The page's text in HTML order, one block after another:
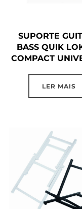
SUPORTE
BASS QUIK
COMPACT
LER MAIS